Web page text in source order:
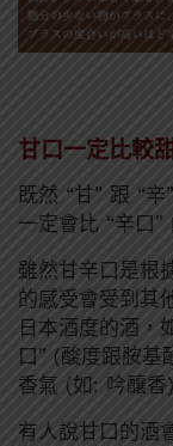
甘口一定比較
既然 “甘” 跟 “
一定會比 “辛口”
雖然甘辛口是根
的感受會受到其
日本酒度的酒，
口” (酸度跟胺基
香氣 (如: 吟釀香
有人說甘口的酒